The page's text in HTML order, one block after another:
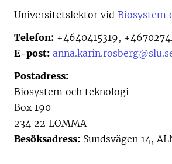
Universitetslektor vid Biosystem
Telefon: +4640415319,
E-post:
Postadress:
Biosystem och teknologi
Box 190
234 22 LOMMA
Besöksadress: Sundsvägen 14,